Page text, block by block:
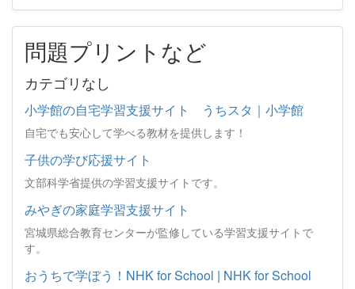
問題プリントなど
カテゴリなし
小学館の自宅学習支援サイト うちスタ｜小学館
自宅でも安心して学べる教材を提供します！
子供の学び応援サイト
文部科学省提供の学習支援サイトです。
みやぎの家庭学習支援サイト
宮城県総合教育センターが監修している学習支援サイトで
す。
おうちで学ぼう！NHK for School | NHK for School